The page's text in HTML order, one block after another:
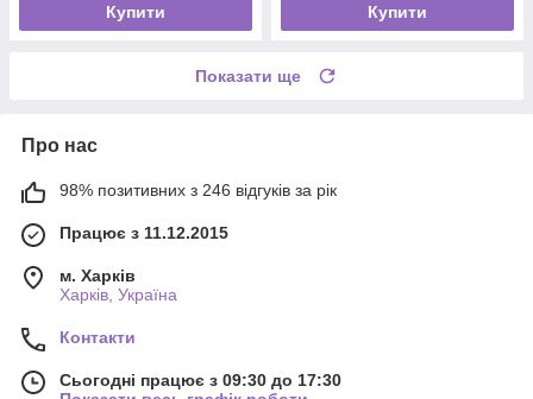
Купити Купити
Показати ще
Про нас
98% позитивних з 246 відгуків за рік
Працює з 11.12.2015
м. Харків
Харків, Україна
Контакти
Сьогодні працює з 09:30 до 17:30